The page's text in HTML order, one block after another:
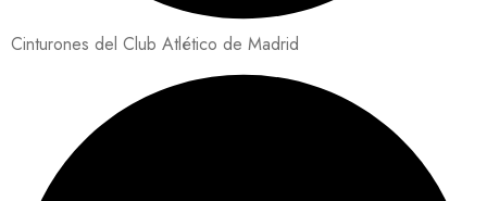
Cinturones del Club Atlético de Madrid